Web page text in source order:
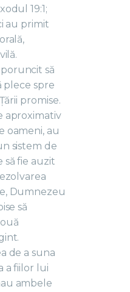
19:1;
au primit
să
plece spre
promise.
aproximativ
oameni, au
sistem de
să fie auzit
Dumnezeu
să
de a suna
a fiilor lui
ambele